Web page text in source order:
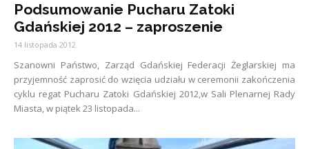
Podsumowanie Pucharu Zatoki
Gdańskiej 2012 – zaproszenie
14 listopada 2012
Szanowni Państwo, Zarząd Gdańskiej Federacji Żeglarskiej ma
przyjemność zaprosić do wzięcia udziału w ceremonii zakończenia
cyklu regat Pucharu Zatoki Gdańskiej 2012,w Sali Plenarnej Rady
Miasta, w piątek 23 listopada...